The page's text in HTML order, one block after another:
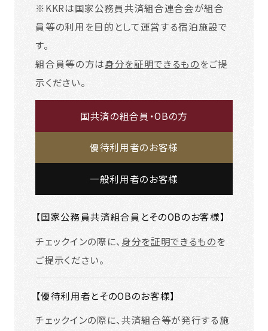
※KKRは国家公務員共済組合連合会が組合
員等の利用を目的として運営する宿泊施設で
す。
組合員等の方は身分を証明できるものをご提
示ください。
国共済の組合員・OBの方
優待利用者のお客様
一般利用者のお客様
【国家公務員共済組合員とそのOBのお客様】
チェックインの際に、身分を証明できるものを
ご提示ください。
【優待利用者とそのOBのお客様】
チェックインの際に、共済組合等が発行する施